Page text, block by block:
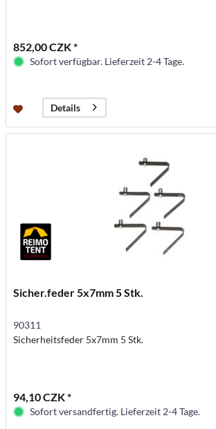
852,00 CZK *
Sofort verfügbar. Lieferzeit 2-4 Tage.
Details
Sicher.feder 5x7mm 5 Stk.
90311
Sicherheitsfeder 5x7mm 5 Stk.
94,10 CZK *
Sofort versandfertig. Lieferzeit 2-4 Tage.